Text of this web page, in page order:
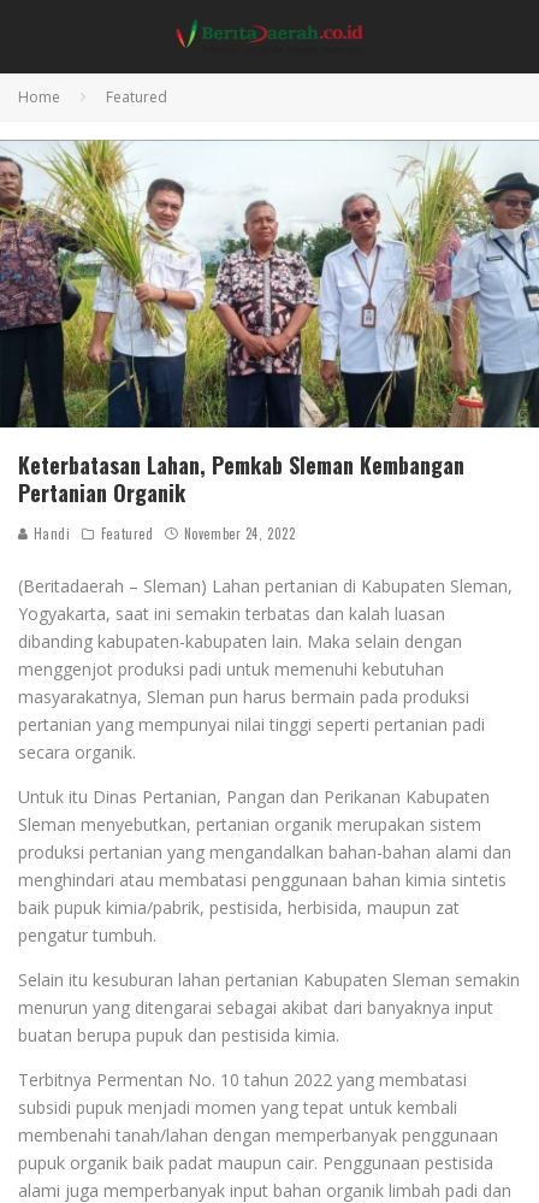
Home Featured
Keterbatasan Lahan, Pemkab Sleman Kembangan
Pertanian Organik
Handi Featured November 24, 2022
(Beritadaerah – Sleman) Lahan pertanian di Kabupaten Sleman,
Yogyakarta, saat ini semakin terbatas dan kalah luasan
dibanding kabupaten-kabupaten lain. Maka selain dengan
menggenjot produksi padi untuk memenuhi kebutuhan
masyarakatnya, Sleman pun harus bermain pada produksi
pertanian yang mempunyai nilai tinggi seperti pertanian padi
secara organik.
Untuk itu Dinas Pertanian, Pangan dan Perikanan Kabupaten
Sleman menyebutkan, pertanian organik merupakan sistem
produksi pertanian yang mengandalkan bahan-bahan alami dan
menghindari atau membatasi penggunaan bahan kimia sintetis
baik pupuk kimia/pabrik, pestisida, herbisida, maupun zat
pengatur tumbuh.
Selain itu kesuburan lahan pertanian Kabupaten Sleman semakin
menurun yang ditengarai sebagai akibat dari banyaknya input
buatan berupa pupuk dan pestisida kimia.
Terbitnya Permentan No. 10 tahun 2022 yang membatasi
subsidi pupuk menjadi momen yang tepat untuk kembali
membenahi tanah/lahan dengan memperbanyak penggunaan
pupuk organik baik padat maupun cair. Penggunaan pestisida
alami juga memperbanyak input bahan organik limbah padi dan